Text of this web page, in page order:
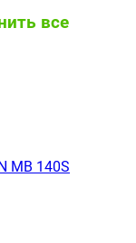
все
MB 140S